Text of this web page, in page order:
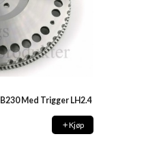
Med Trigger LH2.4
Kjøp